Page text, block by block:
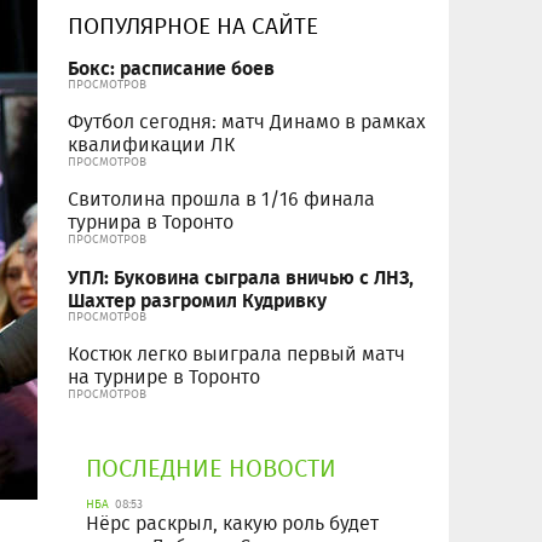
ПОПУЛЯРНОЕ НА САЙТЕ
Бокс: расписание боев
ПРОСМОТРОВ
Футбол сегодня: матч Динамо в рамках
квалификации ЛК
ПРОСМОТРОВ
Свитолина прошла в 1/16 финала
турнира в Торонто
ПРОСМОТРОВ
УПЛ: Буковина сыграла вничью с ЛНЗ,
Шахтер разгромил Кудривку
ПРОСМОТРОВ
Костюк легко выиграла первый матч
на турнире в Торонто
ПРОСМОТРОВ
ПОСЛЕДНИЕ НОВОСТИ
НБА 08:53
Нёрс раскрыл, какую роль будет